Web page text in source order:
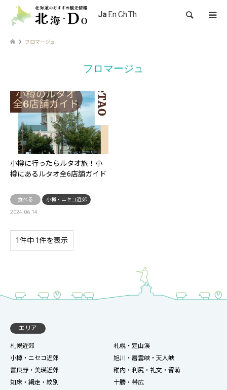
検索
フロマージュ
フロマージュ
小樽に行ったらルタオ旅！小
樽にあるルタオ全6店舗ガイド
食べる 小樽・ニセコ近郊
2024.06.14
1件中 1件を表示
エリア
札幌近郊
札幌・定山渓
小樽・ニセコ近郊
旭川・層雲峡・天人峡
富良野・美瑛近郊
稚内・利尻・礼文・留萌
知床・網走・紋別
十勝・帯広